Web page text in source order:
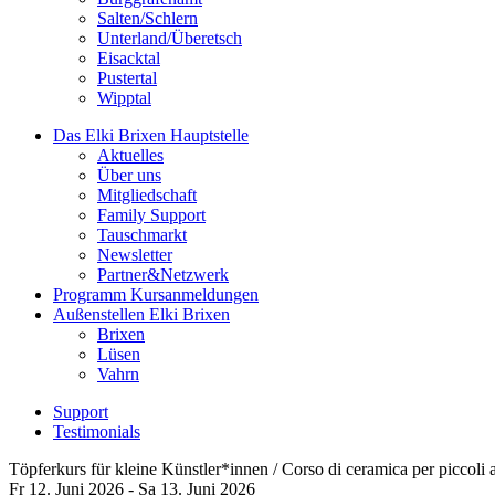
Salten/Schlern
Unterland/Überetsch
Eisacktal
Pustertal
Wipptal
Das Elki Brixen Hauptstelle
Aktuelles
Über uns
Mitgliedschaft
Family Support
Tauschmarkt
Newsletter
Partner&Netzwerk
Programm Kursanmeldungen
Außenstellen Elki Brixen
Brixen
Lüsen
Vahrn
Support
Testimonials
Töpferkurs für kleine Künstler*innen / Corso di ceramica per piccoli
Fr 12. Juni 2026 - Sa 13. Juni 2026